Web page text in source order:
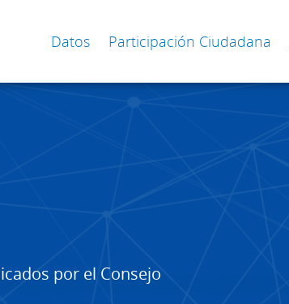
Datos Participación Ciudadana
por el Consejo